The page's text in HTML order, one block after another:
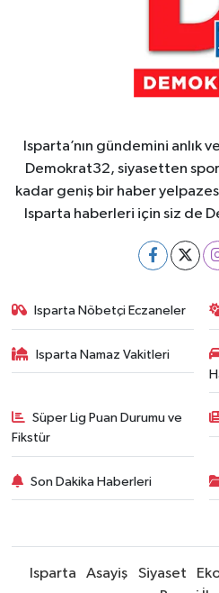
Isparta’nın gündemini anlık
Demokrat32, siyasetten
kadar geniş bir haber
Isparta haberleri için siz de
Isparta Nöbetçi Eczaneler
Isparta Namaz Vakitleri
Süper Lig Puan Durumu ve
Fikstür
Son Dakika Haberleri
Isparta Asayiş Siyaset